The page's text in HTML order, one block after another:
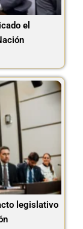
el
legislativo